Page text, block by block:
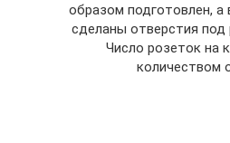
образом подготовлен,
сделаны отверстия
Число розеток на
количеством